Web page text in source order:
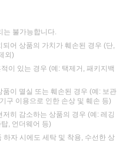
는 불가능합니다.
어 상품의 가치가 훼손된 경우 (단,
외)
이 있는 경우 (예: 택제거, 패키지백
이 멸실 또는 훼손된 경우 (예: 보관
구 이용으로 인한 손상 및 훼손 등)
히 감소하는 상품의 경우 (예: 레깅
, 언더웨어 등)
하자 시에도 세탁 및 착용, 수선한 상